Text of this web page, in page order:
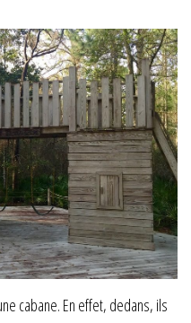
cabane. En effet, dedans, ils